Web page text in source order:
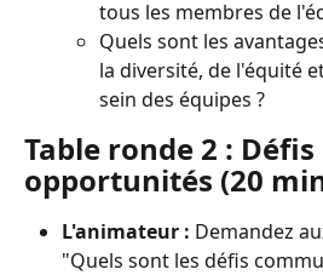
tous les membres de
Quels sont les
la diversité, de l'équité
sein des équipes ?
Table ronde 2 :
opportunités (20
L'animateur : Demandez
"Quels sont les défis